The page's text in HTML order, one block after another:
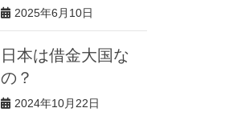
2025年6月10日
日本は借金大国な
の？
2024年10月22日